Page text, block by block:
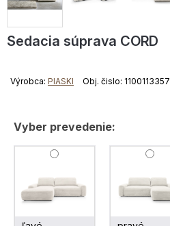
Sedacia súprava CORD
Výrobca: PIASKI Obj. čislo: 1100113357
Vyber prevedenie: